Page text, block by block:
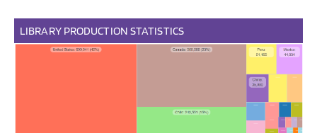
LIBRARY PRODUCTION STATISTICS